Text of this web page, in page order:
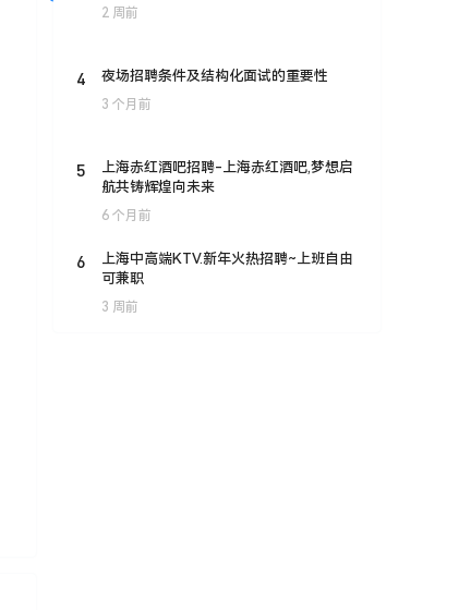
2 周前
4 夜场招聘条件及结构化面试的重要性
3 个月前
5
上海赤红酒吧招聘-上海赤红酒吧,梦想启
航共铸辉煌向未来
6 个月前
6
上海中高端KTV.新年火热招聘~上班自由
可兼职
3 周前